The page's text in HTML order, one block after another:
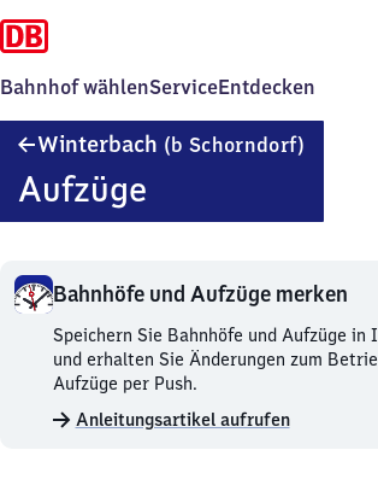
Bahnhof wählenServiceEntdecken
Winterbach (b Schorndorf)
Aufzüge
Bahnhöfe und Aufzüge merken
Bahnhöfe
und
Aufzüge
merken.
Speichern Sie Bahnhöfe und Aufzüge
und erhalten Sie Änderungen zum
Aufzüge per Push.
Anleitungsartikel aufrufen